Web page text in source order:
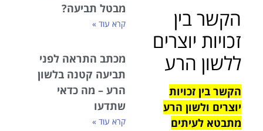
הקשר בין
זכויות יוצרים
ללשון הרע
הקשר בין זכויות
יוצרים ולשון הרע
מתבטא לעיתים
מבטל תביעה?
קרא עוד »
מכתב התראה לפני
תביעה קטנה בלשון
הרע – מה כדאי
שתדעו
קרא עוד »